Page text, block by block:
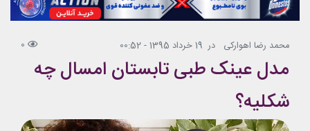
محمد رضا اهوارکی در 19 خرداد 1395 - 00:52 0
مدل عینک طبی تابستان امسال چه
شکلیه؟